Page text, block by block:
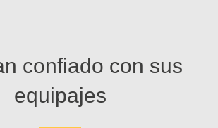
confiado con sus
equipajes